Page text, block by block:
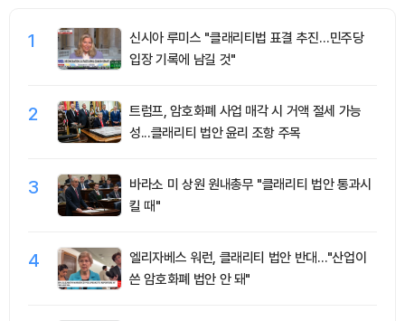
1
신시아 루미스 "클래리티법 표결 추진…민주당
입장 기록에 남길 것"
2
트럼프, 암호화폐 사업 매각 시 거액 절세 가능
성...클래리티 법안 윤리 조항 주목
3
바라소 미 상원 원내총무 "클래리티 법안 통과시
킬 때"
4
엘리자베스 워런, 클래리티 법안 반대…"산업이
쓴 암호화폐 법안 안 돼"